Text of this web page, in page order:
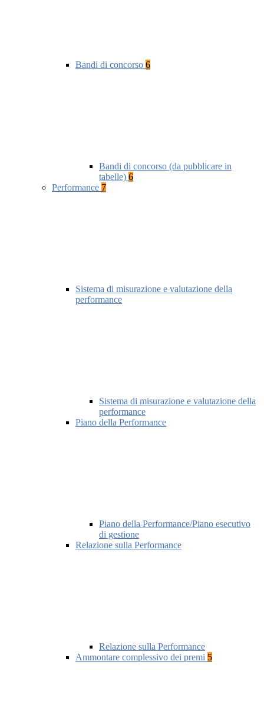
Bandi di concorso 6
Bandi di concorso (da pubblicare in
tabelle) 6
Performance 7
Sistema di misurazione e valutazione della
performance
Sistema di misurazione e valutazione della
performance
Piano della Performance
Piano della Performance/Piano esecutivo
di gestione
Relazione sulla Performance
Relazione sulla Performance
Ammontare complessivo dei premi 5